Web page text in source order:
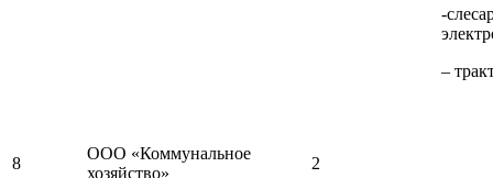
8
ООО «Коммунальное
хозяйство»
2
-
–